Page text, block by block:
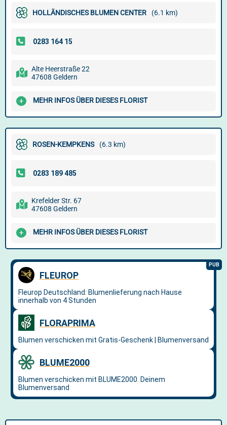
HOLLÄNDISCHES BLUMEN CENTER (6.1 km)
Alte Heerstraße 22
47608 Geldern
MEHR INFOS ÜBER DIESES FLORIST
ROSEN-KEMPKENS (6.3 km)
Krefelder Str. 67
47608 Geldern
MEHR INFOS ÜBER DIESES FLORIST